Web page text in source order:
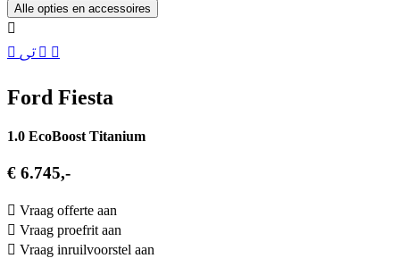
Alle opties en accessoires
Ford Fiesta
1.0 EcoBoost Titanium
€ 6.745,-
Vraag offerte aan
Vraag proefrit aan
Vraag inruilvoorstel aan